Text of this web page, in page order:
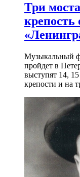
Три
крепость
Музыкальный
пройдет в
выступят 14,
крепости и на